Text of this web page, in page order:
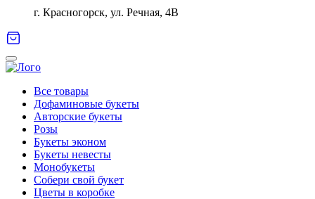
г. Красногорск, ул. Речная, 4В
Все товары
Дофаминовые букеты
Авторские букеты
Розы
Букеты эконом
Букеты невесты
Монобукеты
Собери свой букет
Цветы в коробке